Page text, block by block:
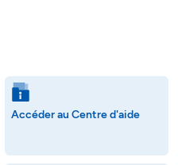
Accéder au Centre d'aide